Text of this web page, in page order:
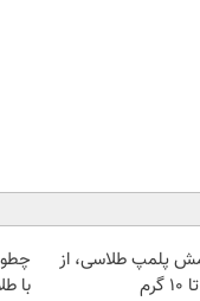
پلمپ طلاسی، از
با